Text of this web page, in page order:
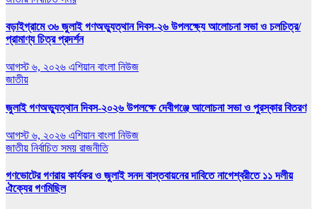
বড়াইগ্রামে ৩৬ জুলাই গণঅভ্যুত্থান দিবস-২৬ উপলক্ষ্যে আলোচনা সভা ও চলচিত্র/
প্রামাণ্য চিত্র প্রদর্শন
আগস্ট ৬, ২০২৬ এশিয়ান বাংলা নিউজ
জাতীয়
জুলাই গণঅভ্যুত্থান দিবস-২০২৬ উপলক্ষে দেবীগঞ্জে আলোচনা সভা ও পুরস্কার বিতরণ
আগস্ট ৬, ২০২৬ এশিয়ান বাংলা নিউজ
জাতীয় নির্বাচিত সময় রাজনীতি
গণভোটের গণরায় কার্যকর ও জুলাই সনদ বাস্তবায়নের দাবিতে নাগেশ্বরীতে ১১ দলীয়
ঐক্যের গণমিছিল